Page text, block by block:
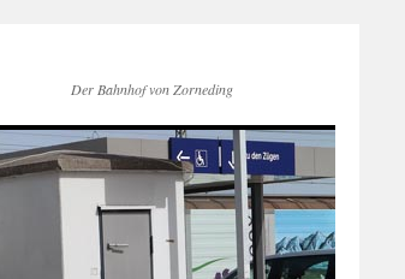
Der Bahnhof von Zorneding